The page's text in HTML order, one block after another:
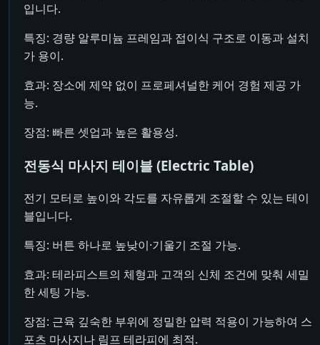
입니다.
특징: 경량 알루미늄 프레임과 접이식 구조로 이동과 설치
가 용이.
효과: 장소에 제약 없이 프로페셔널한 케어 경험 제공 가
능.
장점: 빠른 셋업과 높은 활용성.
전동식 마사지 테이블 (Electric Table)
전기 모터로 높이와 각도를 자유롭게 조절할 수 있는 테이
블입니다.
특징: 버튼 하나로 높낮이·기울기 조절 가능.
효과: 테라피스트의 체형과 고객의 신체 조건에 맞춰 세밀
한 세팅 가능.
장점: 근육 깊숙한 부위에 정밀한 압력 적용이 가능하여 스
포츠 마사지나 림프 테라피에 최적.